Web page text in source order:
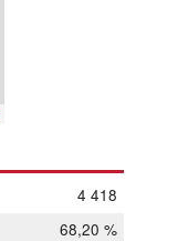
4 418
68,20 %